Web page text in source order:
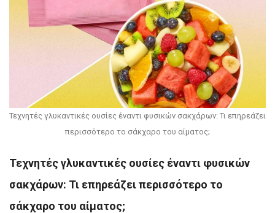
Τεχνητές γλυκαντικές ουσίες έναντι φυσικών σακχάρων: Τι επηρεάζει
περισσότερο το σάκχαρο του αίματος;
Τεχνητές γλυκαντικές ουσίες έναντι φυσικών
σακχάρων: Τι επηρεάζει περισσότερο το
σάκχαρο του αίματος;